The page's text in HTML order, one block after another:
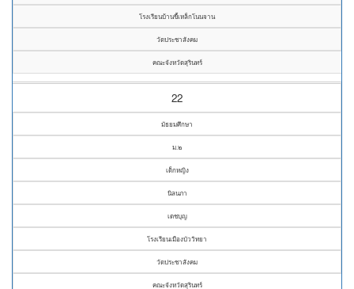
โรงเรียนบ้านขี้เหล็กโนนจาน
วัดประชาสังคม
คณะจังหวัดสุรินทร์
22
มัธยมศึกษา
ม.๒
เด็กหญิง
นิลนภา
เดชบุญ
โรงเรียนเมืองบัววิทยา
วัดประชาสังคม
คณะจังหวัดสุรินทร์